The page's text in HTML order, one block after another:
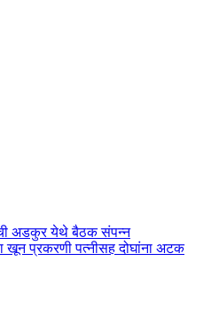
अडकुर येथे बैठक संपन्न
खून प्रकरणी पत्नीसह दोघांना अटक